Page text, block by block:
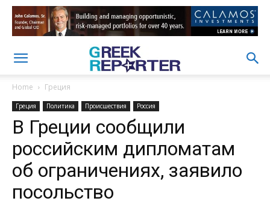
Home Греция
Греция Политика Происшествия Россия
В Греции сообщили
российским дипломатам
об ограничениях, заявило
посольство